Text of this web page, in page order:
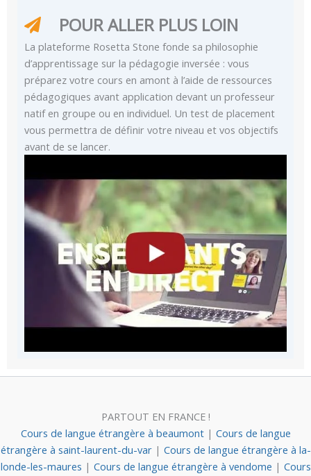
POUR ALLER PLUS LOIN
La plateforme Rosetta Stone fonde sa philosophie
d’apprentissage sur la pédagogie inversée : vous
préparez votre cours en amont à l’aide de ressources
pédagogiques avant application devant un professeur
natif en groupe ou en individuel. Un test de placement
vous permettra de définir votre niveau et vos objectifs
avant de se lancer.
PARTOUT EN FRANCE !
Cours de langue étrangère à beaumont | Cours de langue
étrangère à saint-laurent-du-var | Cours de langue étrangère à la-
londe-les-maures | Cours de langue étrangère à vendome | Cours